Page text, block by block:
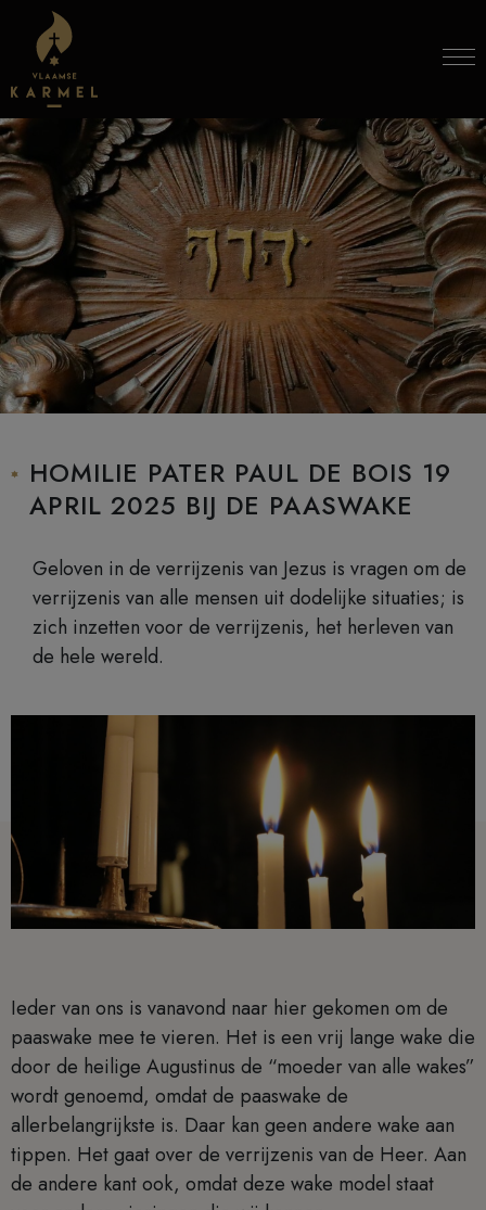
Skip to content
HOMILIE PATER PAUL DE BOIS 19
APRIL 2025 BIJ DE PAASWAKE
Geloven in de verrijzenis van Jezus is vragen om de
verrijzenis van alle mensen uit dodelijke situaties; is
zich inzetten voor de verrijzenis, het herleven van
de hele wereld.
Ieder van ons is vanavond naar hier gekomen om de
paaswake mee te vieren. Het is een vrij lange wake die
door de heilige Augustinus de “moeder van alle wakes”
wordt genoemd, omdat de paaswake de
allerbelangrijkste is. Daar kan geen andere wake aan
tippen. Het gaat over de verrijzenis van de Heer. Aan
de andere kant ook, omdat deze wake model staat